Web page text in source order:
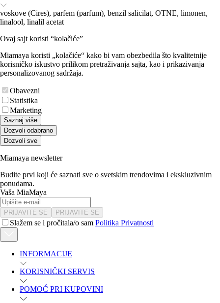
voskove (Cires), parfem (parfum), benzil salicilat, OTNE, limonen,
linalool, linalil acetat
Ovaj sajt koristi “kolačiće”
Miamaya koristi „kolačiće“ kako bi vam obezbedila što kvalitetnije
korisničko iskustvo prilikom pretraživanja sajta, kao i prikazivanja
personalizovanog sadržaja.
Obavezni
Statistika
Marketing
Saznaj više
Dozvoli odabrano
Dozvoli sve
Miamaya newsletter
Budite prvi koji će saznati sve o svetskim trendovima i ekskluzivnim
ponudama.
Vaša MiaMaya
PRIJAVITE SE PRIJAVITE SE
Slažem se i pročitala/o sam Politika Privatnosti
INFORMACIJE
KORISNIČKI SERVIS
POMOĆ PRI KUPOVINI